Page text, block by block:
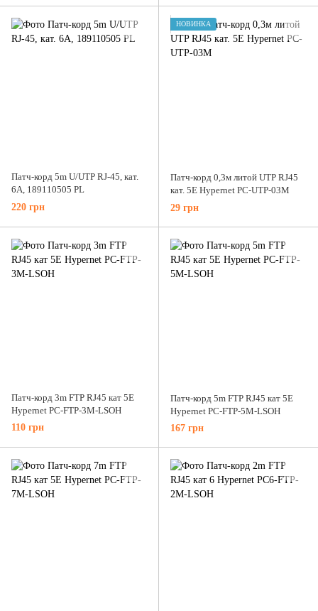
Патч-корд 5m U/UTP RJ-45, кат.
6A, 189110505 PL
220 грн
НОВИНКА
Патч-корд 0,3м литой UTP RJ45
кат. 5Е Hypernet PC-UTP-03M
29 грн
Патч-корд 3m FTP RJ45 кат 5Е
Hypernet PC-FTP-3M-LSOH
110 грн
Патч-корд 5m FTP RJ45 кат 5Е
Hypernet PC-FTP-5M-LSOH
167 грн